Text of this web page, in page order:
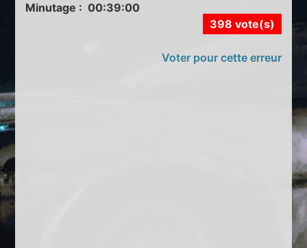
Minutage : 00:39:00
398 vote(s)
Voter pour cette erreur